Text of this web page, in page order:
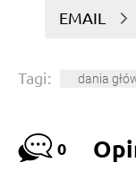
EMAIL
Tagi: dania
0